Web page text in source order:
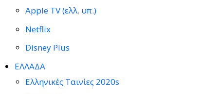
Apple TV (ελλ. υπ.)
Netflix
Disney Plus
ΕΛΛΑΔΑ
Ελληνικές Ταινίες 2020s